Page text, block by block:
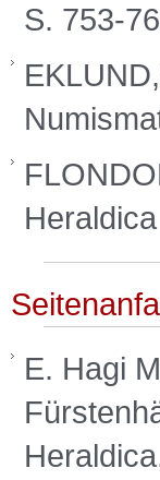
S. 753-
E. Hagi